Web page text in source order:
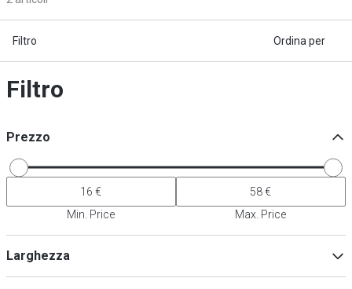
Filtro Ordina per
Filtro
Prezzo
Min. Price Max. Price
Larghezza